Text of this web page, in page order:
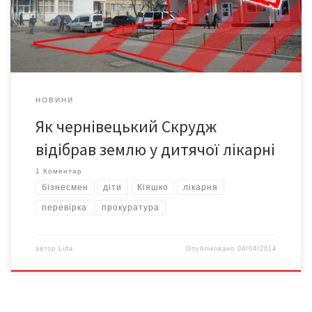
перед чим і навіть готовий відібрати цукерку в малої дитини.
Звісно ж, це лише стереотип. Але […]
НОВИНИ
Як чернівецький Скрудж
відібрав землю у дитячої лікарні
1 Коментар
бізнесмен діти Кіяшко лікарня
перевірка прокуратура
автор Lida Опубліковано04/04/2014